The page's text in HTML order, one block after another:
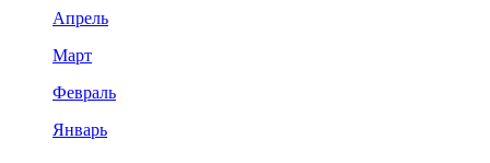
Апрель
Март
Февраль
Январь